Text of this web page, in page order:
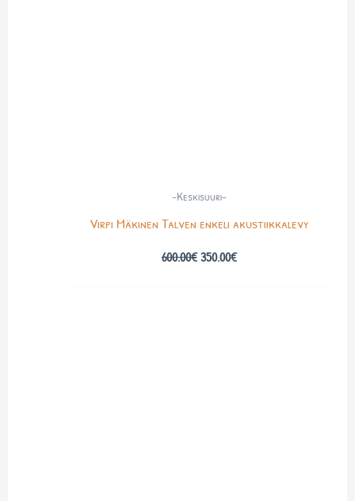
-Keskisuuri-
Virpi Mäkinen Talven enkeli akustiikkalevy
600.00€ 350.00€